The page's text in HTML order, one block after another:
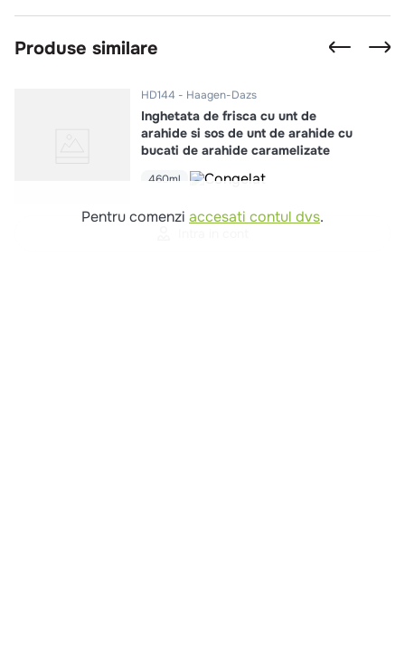
Pentru comenzi accesati contul dvs.
Produse similare
HD144 Haagen-Dazs
Inghetata de frisca cu unt de
arahide si sos de unt de arahide cu
bucati de arahide caramelizate
460ml